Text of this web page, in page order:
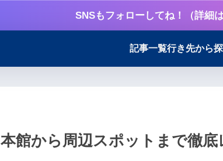
SNSもフォローしてね！（詳細は
記事一覧行き先から
館から周辺スポットまで徹底